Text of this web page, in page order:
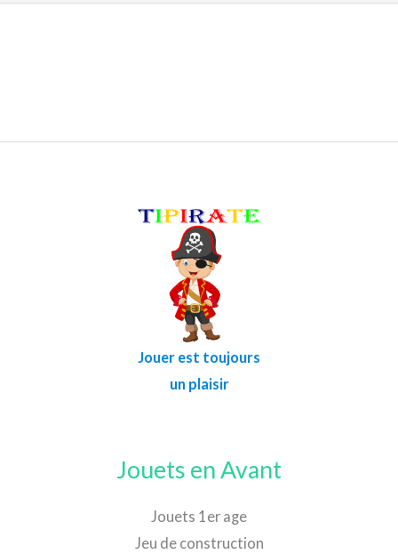
Jouer est toujours
un plaisir
Jouets en Avant
Jouets 1er age
Jeu de construction